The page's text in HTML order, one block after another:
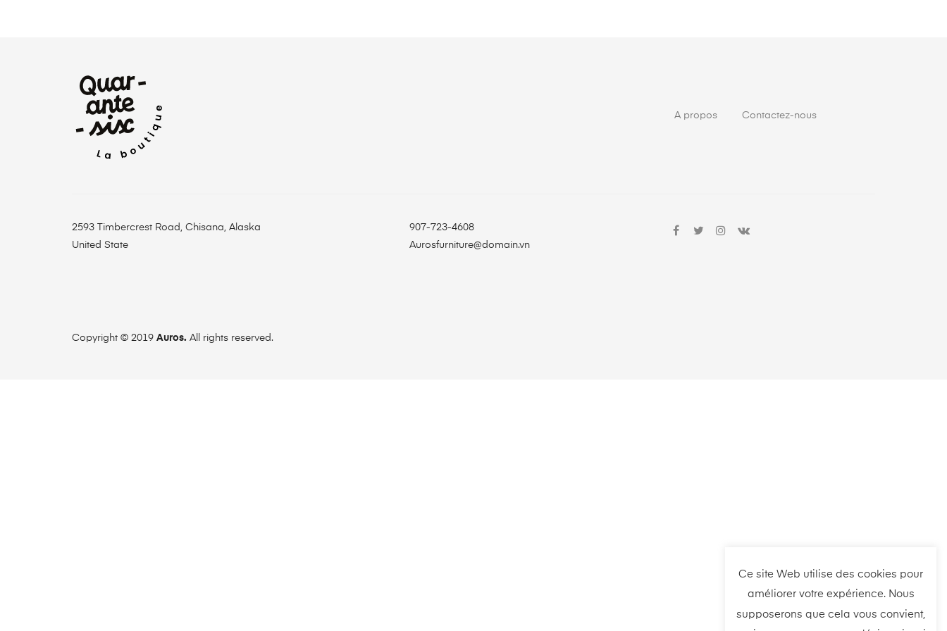
A propos Contactez-nous
2593 Timbercrest Road, Chisana, Alaska
United State
907-723-4608
Aurosfurniture@domain.vn
Copyright © 2019 Auros. All rights reserved.
Ce site Web utilise des cookies pour
améliorer votre expérience. Nous
supposerons que cela vous convient,